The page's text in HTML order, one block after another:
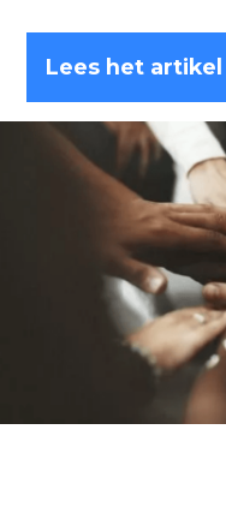
Lees het artikel